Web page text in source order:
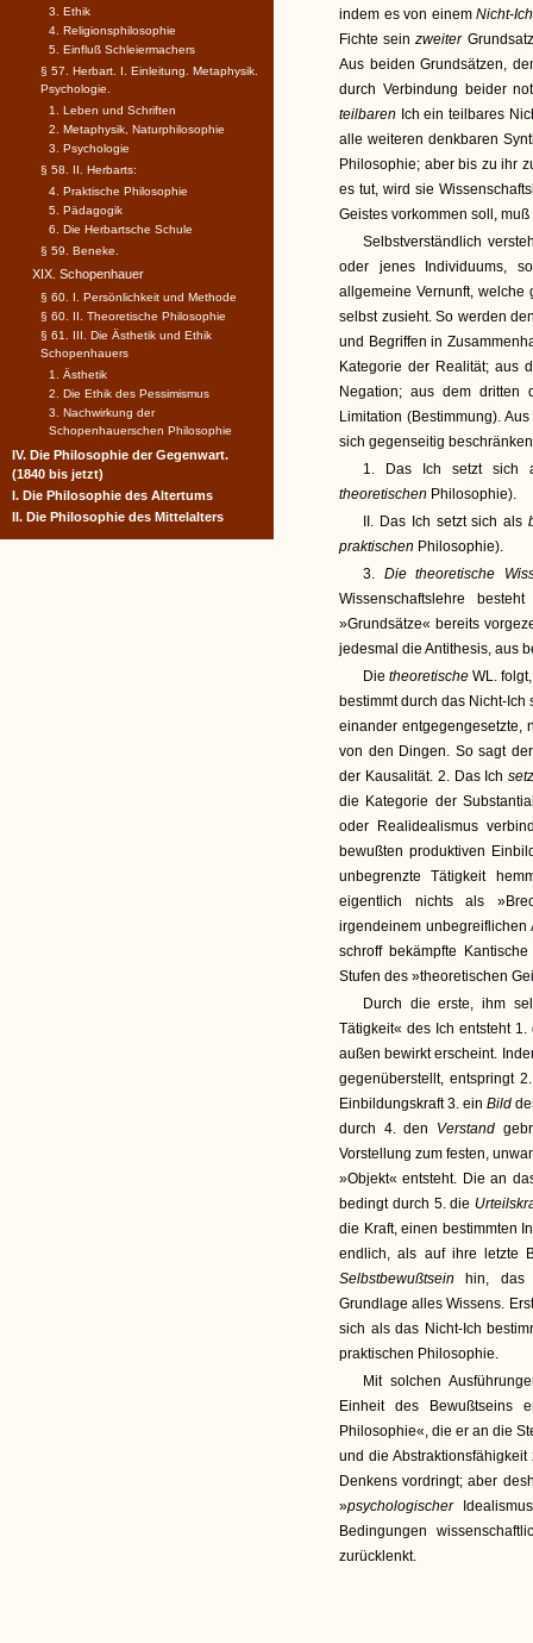
indem es von einem Nicht-
Fichte seinzweiter
Aus beiden Grundsätzen,
durch Verbindung beider
teilbaren Ich ein teilbares
alle weiteren denkbaren
Philosophie; aber bis zu ihr
es tut, wird sie
Geistes vorkommen soll,
Selbstverständlich
oder jenes Individuums,
allgemeine Vernunft,
selbst zusieht. So werden
und Begriffen in
Kategorie der Realität; aus
Negation; aus dem dritten
Limitation (Bestimmung).
sich gegenseitig
1. Das Ich setzt
theoretischen Philosophie).
II. Das Ich setzt sich als
praktischen Philosophie).
3. Die theoretische
Wissenschaftslehre
»Grundsätze« bereits
jedesmal die Antithesis, aus
DietheoretischeWL.
bestimmt durch das Nicht-
einander entgegengesetzte,
von den Dingen. So sagt
der Kausalität. 2. Das Ich
die Kategorie der
oder Realidealismus
bewußten produktiven
unbegrenzte Tätigkeit
eigentlich nichts als
irgendeinem unbegreiflichen
schroff bekämpfte
Stufen des »theoretischen
Durch die erste, ihm
Tätigkeit« des Ich entsteht
außen bewirkt erscheint.
gegenüberstellt, entspringt
Einbildungskraft 3. ein Bild
durch 4. den Verstand
Vorstellung zum festen,
»Objekt« entsteht. Die an
bedingt durch 5. die
die Kraft, einen bestimmten
endlich, als auf ihre letzte
Selbstbewußtsein hin, das
Grundlage alles Wissens.
sich als das Nicht-Ich
praktischen Philosophie.
Mit solchen
Einheit des Bewußtseins
Philosophie«, die er an die
und die
Denkens vordringt; aber
»psychologischer
Bedingungen
zurücklenkt.
3. Ethik
4. Religionsphilosophie
5. Einfluß Schleiermachers
§ 57. Herbart. I. Einleitung. Metaphysik.
Psychologie.
1. Leben und Schriften
2. Metaphysik, Naturphilosophie
3. Psychologie
§ 58. II. Herbarts:
4. Praktische Philosophie
5. Pädagogik
6. Die Herbartsche Schule
§ 59. Beneke.
XIX. Schopenhauer
§ 60. I. Persönlichkeit und Methode
§ 60. II. Theoretische Philosophie
§ 61. III. Die Ästhetik und Ethik
Schopenhauers
1. Ästhetik
2. Die Ethik des Pessimismus
3. Nachwirkung der
Schopenhauerschen Philosophie
IV. Die Philosophie der Gegenwart.
(1840 bis jetzt)
I. Die Philosophie des Altertums
II. Die Philosophie des Mittelalters